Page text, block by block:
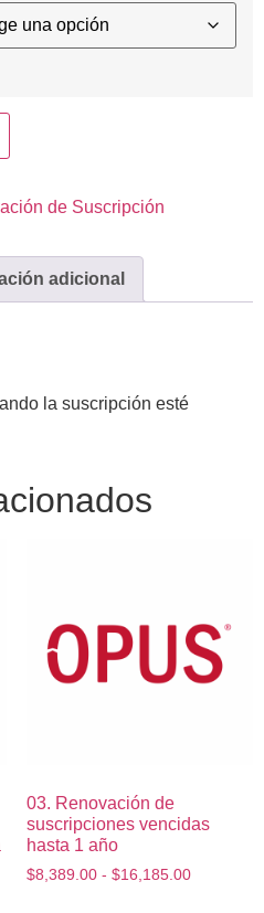
de Suscripción
adicional
la suscripción esté
03. Renovación de
suscripciones vencidas
hasta 1 año
$8,389.00 - $16,185.00